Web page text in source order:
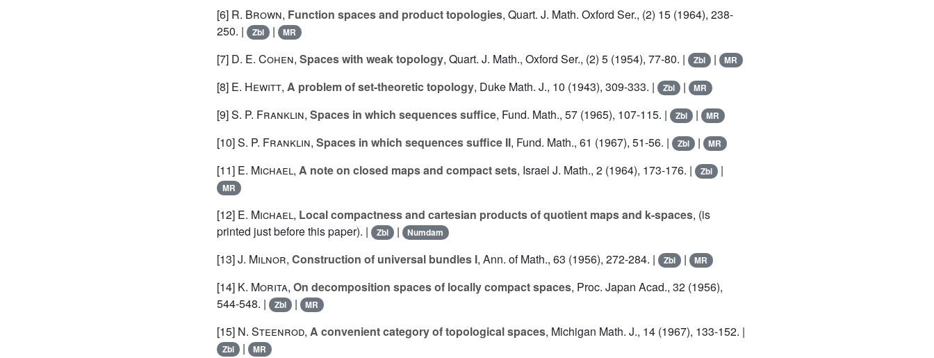
[6] R. Brown, Function spaces and product topologies, Quart. J. Math. Oxford Ser., (2) 15 (1964), 238-
250. |
Zbl | MR
[7] D. E. Cohen, Spaces with weak topology, Quart. J. Math., Oxford Ser., (2) 5 (1954), 77-80. | Zbl | MR
[8] E. Hewitt, A problem of set-theoretic topology, Duke Math. J., 10 (1943), 309-333. | Zbl | MR
[9]S. P. Franklin, Spaces in which sequences suffice, Fund. Math., 57 (1965), 107-115. | Zbl | MR
[10]S. P. Franklin, Spaces in which sequences suffice II, Fund. Math., 61 (1967), 51-56. | Zbl | MR
[11] E. Michael, A note on closed maps and compact sets, Israel J. Math., 2 (1964), 173-176. | Zbl |
MR
[12] E. Michael, Local compactness and cartesian products of quotient maps and k-spaces, (is
printed just before this paper). |
Zbl | Numdam
[13]J. Milnor, Construction of universal bundles I, Ann. of Math., 63 (1956), 272-284. | Zbl | MR
[14] K. Morita, On decomposition spaces of locally compact spaces, Proc. Japan Acad., 32 (1956),
544-548. |
Zbl | MR
[15] N. Steenrod, A convenient category of topological spaces, Michigan Math. J., 14 (1967), 133-152. |
Zbl | MR